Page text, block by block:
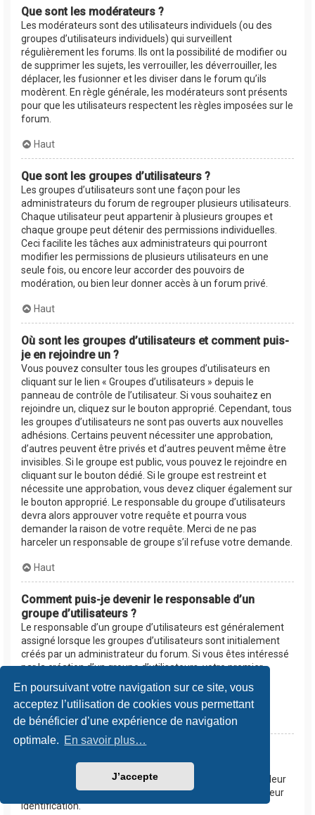
En poursuivant votre navigation sur ce site, vous
acceptez l’utilisation de cookies vous permettant
de bénéficier d’une expérience de navigation
optimale. En savoir plus…
J’accepte
Que sont les modérateurs ?
Les modérateurs sont des utilisateurs individuels (ou des
groupes d’utilisateurs individuels) qui surveillent
régulièrement les forums. Ils ont la possibilité de modifier ou
de supprimer les sujets, les verrouiller, les déverrouiller, les
déplacer, les fusionner et les diviser dans le forum qu’ils
modèrent. En règle générale, les modérateurs sont présents
pour que les utilisateurs respectent les règles imposées sur le
forum.
Haut
Que sont les groupes d’utilisateurs ?
Les groupes d’utilisateurs sont une façon pour les
administrateurs du forum de regrouper plusieurs utilisateurs.
Chaque utilisateur peut appartenir à plusieurs groupes et
chaque groupe peut détenir des permissions individuelles.
Ceci facilite les tâches aux administrateurs qui pourront
modifier les permissions de plusieurs utilisateurs en une
seule fois, ou encore leur accorder des pouvoirs de
modération, ou bien leur donner accès à un forum privé.
Haut
Où sont les groupes d’utilisateurs et comment puis-
je en rejoindre un ?
Vous pouvez consulter tous les groupes d’utilisateurs en
cliquant sur le lien « Groupes d’utilisateurs » depuis le
panneau de contrôle de l’utilisateur. Si vous souhaitez en
rejoindre un, cliquez sur le bouton approprié. Cependant, tous
les groupes d’utilisateurs ne sont pas ouverts aux nouvelles
adhésions. Certains peuvent nécessiter une approbation,
d’autres peuvent être privés et d’autres peuvent même être
invisibles. Si le groupe est public, vous pouvez le rejoindre en
cliquant sur le bouton dédié. Si le groupe est restreint et
nécessite une approbation, vous devez cliquer également sur
le bouton approprié. Le responsable du groupe d’utilisateurs
devra alors approuver votre requête et pourra vous
demander la raison de votre requête. Merci de ne pas
harceler un responsable de groupe s’il refuse votre demande.
Haut
Comment puis-je devenir le responsable d’un
groupe d’utilisateurs ?
Le responsable d’un groupe d’utilisateurs est généralement
assigné lorsque les groupes d’utilisateurs sont initialement
créés par un administrateur du forum. Si vous êtes intéressé
par la création d’un groupe d’utilisateurs, votre premier
contact devrait être un administrateur. Essayez de le
contacter en lui envoyant un message privé.
Haut
apparaissent dans une couleur différente ?
Les administrateurs du forum peuvent assigner une couleur
aux membres d’un groupe d’utilisateurs afin de faciliter leur
identification.